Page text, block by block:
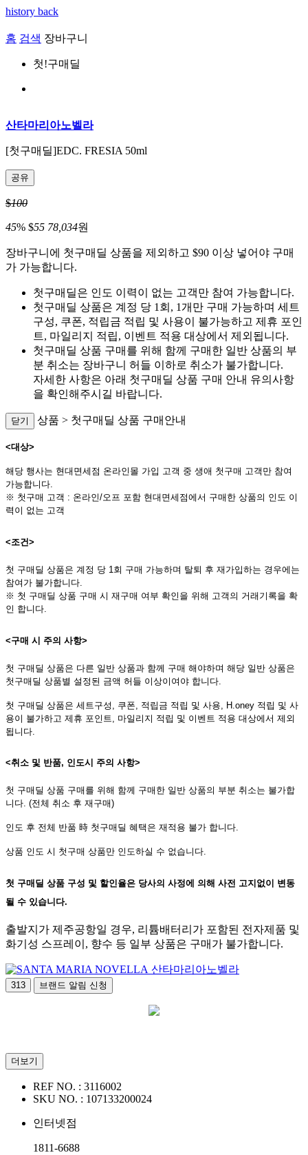
history back
홈 검색 장바구니
첫!구매딜
산타마리아노벨라
[첫구매딜]EDC. FRESIA 50ml
공유
$100
45% $55 78,034원
장바구니에 첫구매딜 상품을 제외하고 $90 이상 넣어야 구매
가 가능합니다.
첫구매딜은 인도 이력이 없는 고객만 참여 가능합니다.
첫구매딜 상품은 계정 당 1회, 1개만 구매 가능하며 세트
구성, 쿠폰, 적립금 적립 및 사용이 불가능하고 제휴 포인
트, 마일리지 적립, 이벤트 적용 대상에서 제외됩니다.
첫구매딜 상품 구매를 위해 함께 구매한 일반 상품의 부
분 취소는 장바구니 허들 이하로 취소가 불가합니다.
자세한 사항은 아래 첫구매딜 상품 구매 안내 유의사항
을 확인해주시길 바랍니다.
닫기 상품 > 첫구매딜 상품 구매안내
<대상>
해당 행사는 현대면세점 온라인몰 가입 고객 중 생애 첫구매 고객만 참여
가능합니다.
※ 첫구매 고객 : 온라인/오프 포함 현대면세점에서 구매한 상품의 인도 이
력이 없는 고객
<조건>
첫 구매딜 상품은 계정 당 1회 구매 가능하며 탈퇴 후 재가입하는 경우에는
참여가 불가합니다.
※ 첫 구매딜 상품 구매 시 재구매 여부 확인을 위해 고객의 거래기록을 확
인 합니다.
<구매 시 주의 사항>
첫 구매딜 상품은 다른 일반 상품과 함께 구매 해야하며 해당 일반 상품은
첫구매딜 상품별 설정된 금액 허들 이상이여야 합니다.
첫 구매딜 상품은 세트구성, 쿠폰, 적립금 적립 및 사용, H.oney 적립 및 사
용이 불가하고 제휴 포인트, 마일리지 적립 및 이벤트 적용 대상에서 제외
됩니다.
<취소 및 반품, 인도시 주의 사항>
첫 구매딜 상품 구매를 위해 함께 구매한 일반 상품의 부분 취소는 불가합
니다. (전체 취소 후 재구매)
인도 후 전체 반품 時 첫구매딜 혜택은 재적용 불가 합니다.
상품 인도 시 첫구매 상품만 인도하실 수 없습니다.
첫 구매딜 상품 구성 및 할인율은 당사의 사정에 의해 사전 고지없이 변동
될 수 있습니다.
출발지가 제주공항일 경우, 리튬배터리가 포함된 전자제품 및
화기성 스프레이, 향수 등 일부 상품은 구매가 불가합니다.
산타마리아노벨라
313 브랜드 알림 신청
더보기
REF NO. : 3116002
SKU NO. : 107133200024
인터넷점
1811-6688